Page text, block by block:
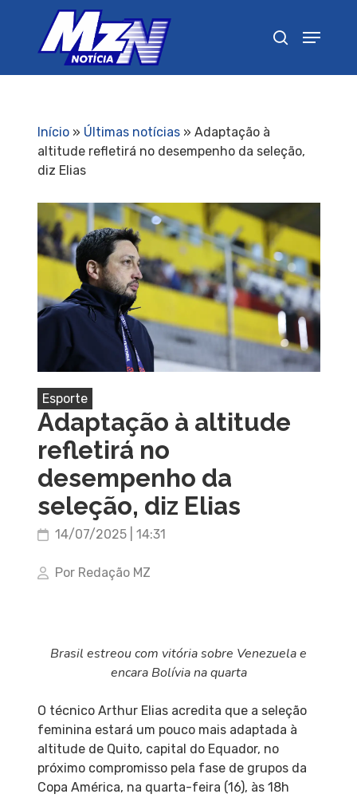
Início» Últimas notícias» Adaptação à
altitude refletirá no desempenho da seleção,
diz Elias
Esporte
Adaptação à altitude
refletirá no
desempenho da
seleção, diz Elias
14/07/2025 | 14:31
Por Redação MZ
Brasil estreou com vitória sobre Venezuela e
encara Bolívia na quarta
O técnico Arthur Elias acredita que a seleção
feminina estará um pouco mais adaptada à
altitude de Quito, capital do Equador, no
próximo compromisso pela fase de grupos da
Copa América, na quarta-feira (16), às 18h